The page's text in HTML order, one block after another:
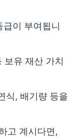
이 부여됩니
보유 재산 가치
식, 배기량 등을
고 계시다면,